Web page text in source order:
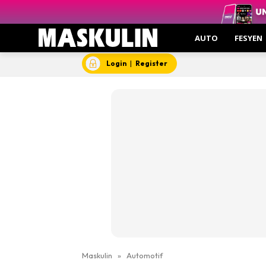
AUTO FESYEN
Login | Register
Maskulin » Automotif